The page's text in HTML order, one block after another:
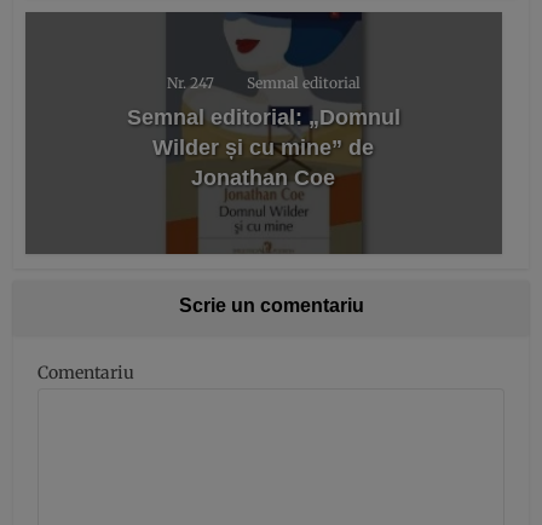
Nr. 247 Semnal editorial
Semnal editorial: „Domnul
Wilder și cu mine” de
Jonathan Coe
Scrie un comentariu
Comentariu